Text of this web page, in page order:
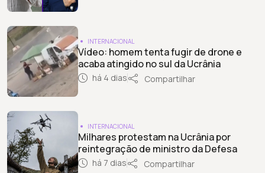
INTERNACIONAL
Vídeo: homem tenta fugir de drone e
acaba atingido no sul da Ucrânia
há 4 dias Compartilhar
INTERNACIONAL
Milhares protestam na Ucrânia por
reintegração de ministro da Defesa
há 7 dias Compartilhar